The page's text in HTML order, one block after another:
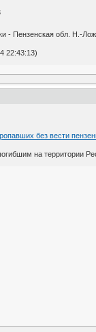
- Пензенская обл. Н.-
22:43:13)
без вести
на территории